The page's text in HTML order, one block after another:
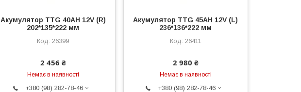
Акумулятор TTG 40AH 12V (R)
202*135*222 мм
26399
2 456 ₴
Немає в наявності
+380 (98) 282-78-46
Акумулятор TTG 45AH 12V (L)
236*136*222 мм
26411
2 980 ₴
Немає в наявності
+380 (98) 282-78-46